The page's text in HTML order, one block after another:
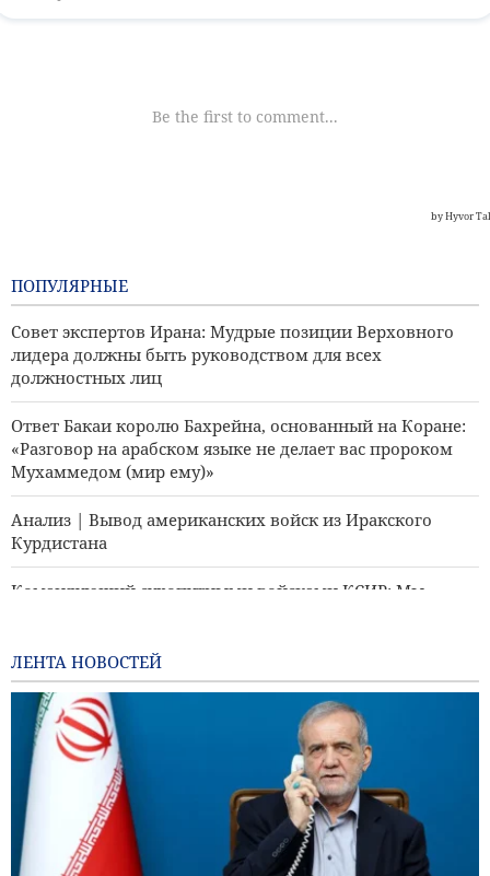
ПОПУЛЯРНЫЕ
Совет экспертов Ирана: Мудрые позиции Верховного
лидера должны быть руководством для всех
должностных лиц
Ответ Бакаи королю Бахрейна, основанный на Коране:
«Разговор на арабском языке не делает вас пророком
Мухаммедом (мир ему)»
Анализ | Вывод американских войск из Иракского
Курдистана
Командующий сухопутными войсками КСИР: Мы
Раскрыт план президента ФИФА с Трампом
Генерал Резаи: Мы нанесли Америке серьёзный удар
Аль-Джазира: Иран определяет, какие суда заходят в
Персидский залив и выходят из него
Комментарий - Почему Трамп отказался от угроз
нового нападения на Иран?
ЛЕНТА НОВОСТЕЙ